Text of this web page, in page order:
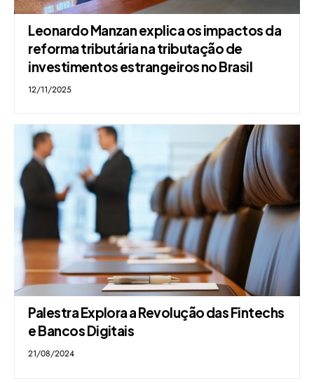
Leonardo Manzan explica os impactos da
reforma tributária na tributação de
investimentos estrangeiros no Brasil
12/11/2025
Palestra Explora a Revolução das Fintechs
e Bancos Digitais
21/08/2024